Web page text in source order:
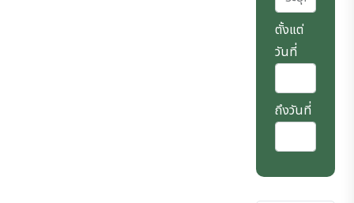
ตั้งแต่
วันที่
ถึงวันที่